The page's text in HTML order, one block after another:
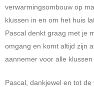
verwarmingsombouw op
klussen in en om het huis
Pascal denkt graag met je
omgang en komt altijd zijn
aannemer voor alle
Pascal, dankjewel en tot